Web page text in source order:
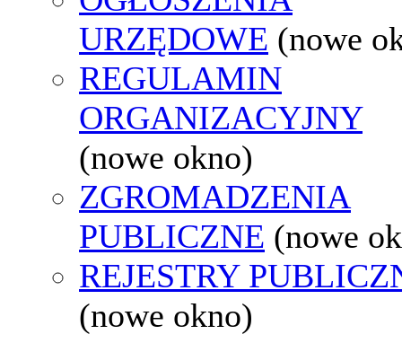
URZĘDOWE (nowe
REGULAMIN
ORGANIZACYJNY
(nowe okno)
ZGROMADZENIA
PUBLICZNE (nowe
REJESTRY
(nowe okno)